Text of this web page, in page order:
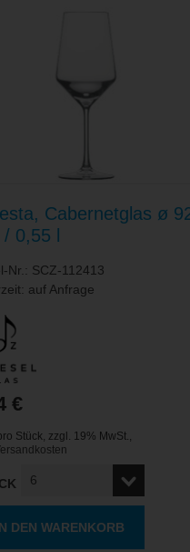
Cabernetglas ø
0,55 l
Nr.: SCZ-112413
auf Anfrage
€
Stück zzgl. 19% MwSt.
DEN WARENKORB